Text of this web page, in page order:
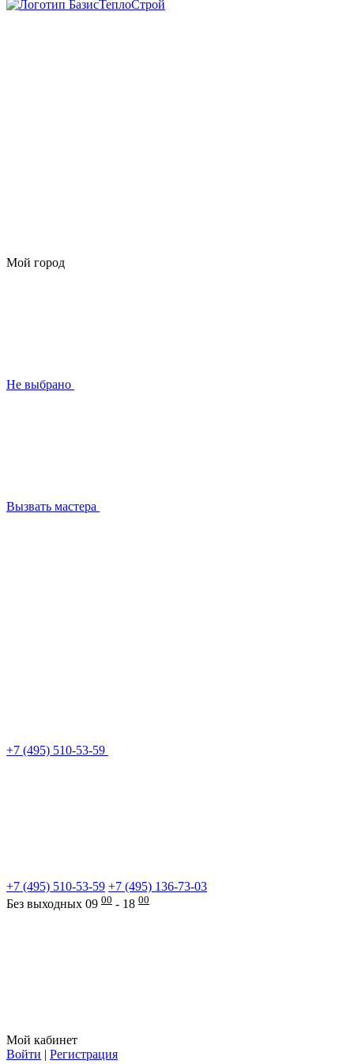
Мой город
Не выбрано
Вызвать мастера
+7 (495) 510-53-59
+7 (495) 510-53-59 +7 (495) 136-73-03
Без выходных 09 00 - 18 00
Мой кабинет
Войти | Регистрация